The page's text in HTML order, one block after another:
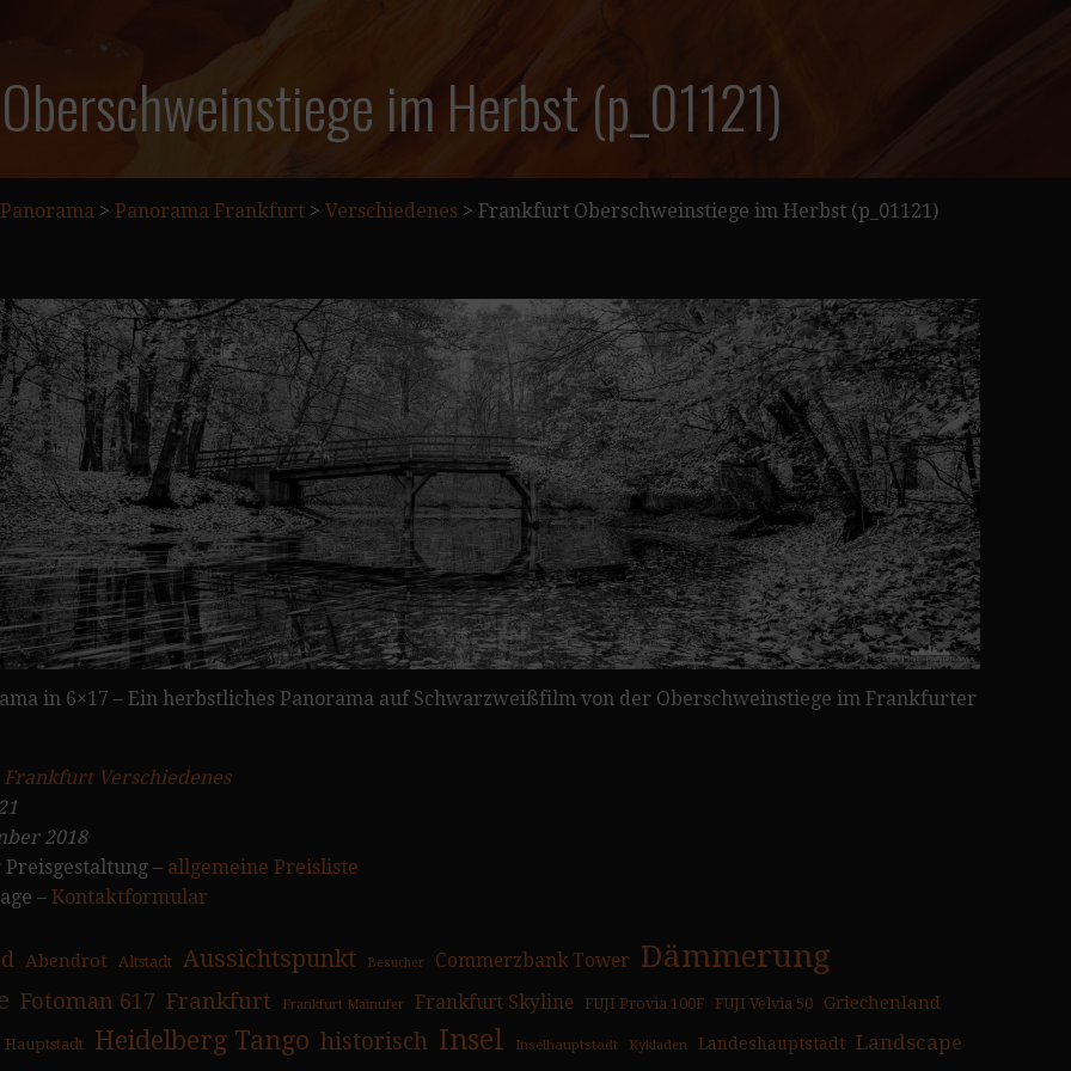
im Herbst (p_01121)
Panorama > Panorama Frankfurt > Verschiedenes > Frankfurt Oberschweinstiege im Herbst (p_01121)
in 6×17 – Ein herbstliches Panorama auf Schwarzweißfilm von der Oberschweinstiege im Frankfurter
Frankfurt Verschiedenes
2018
– allgemeine Preisliste
– Kontaktformular
Abendrot Altstadt Aussichtspunkt Besucher Commerzbank Tower Dämmerung
Fotoman 617 Frankfurt Frankfurt Mainufer Frankfurt Skyline FUJI Provia 100F FUJI Velvia 50
Griechenland
Hauptstadt Heidelberg Tango historisch Insel Inselhauptstadt Kykladen Landeshauptstadt Landscape